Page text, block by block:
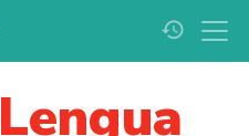
history
Lengua